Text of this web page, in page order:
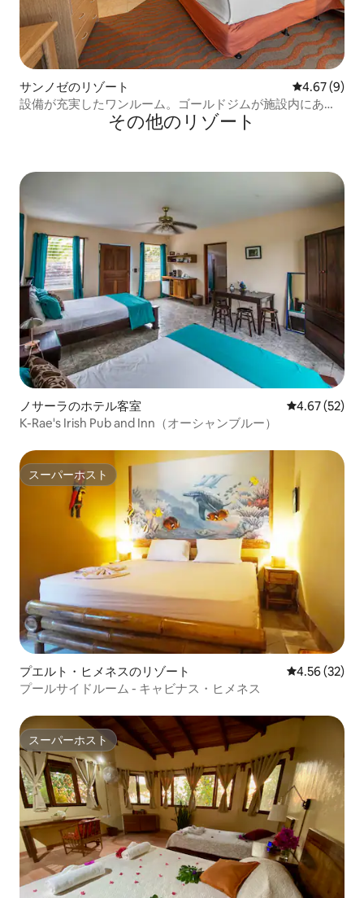
サンノゼのリゾート レビュー9
4.67 (9)
設備が充実したワンルーム。ゴールドジムが施設内にあり
その他のリゾート
ノサーラのホテル客室 レビュー52
4.67 (52)
K-Rae's Irish Pub and Inn（オーシャンブルー）
スーパーホスト
スーパーホスト
プエルト・ヒメネスのリゾート レビュー32
4.56 (32)
プールサイドルーム - キャビナス・ヒメネス
スーパーホスト
スーパーホスト